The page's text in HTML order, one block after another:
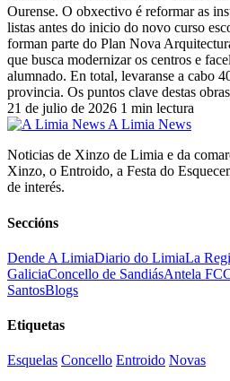
Ourense. O obxectivo é reformar as
listas antes do inicio do novo curso
forman parte do Plan Nova
que busca modernizar os centros e
alumnado. En total, levaranse a cabo
provincia. Os puntos clave destas
21 de julio de 2026 1 min lectura
A Limia News
Noticias de Xinzo de Limia e da
Xinzo, o Entroido, a Festa do
de interés.
Seccións
Dende A LimiaDiario do LimiaLa
GaliciaConcello de SandiásAntela FC
SantosBlogs
Etiquetas
Esquelas Concello Entroido Novas